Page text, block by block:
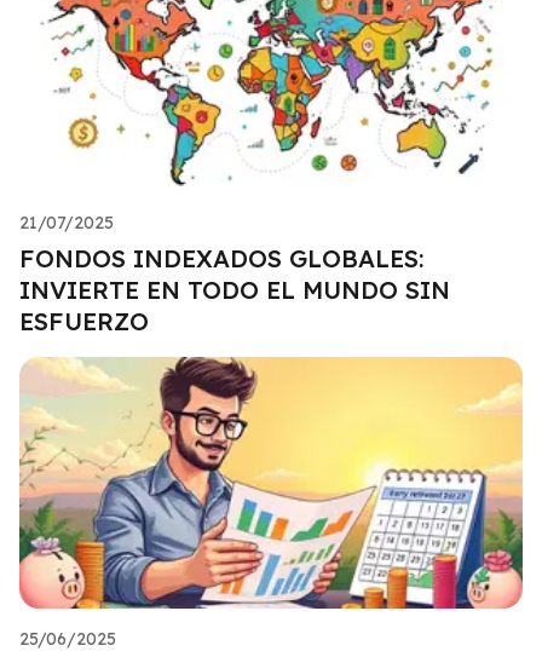
21/07/2025
FONDOS INDEXADOS GLOBALES:
INVIERTE EN TODO EL MUNDO SIN
ESFUERZO
25/06/2025